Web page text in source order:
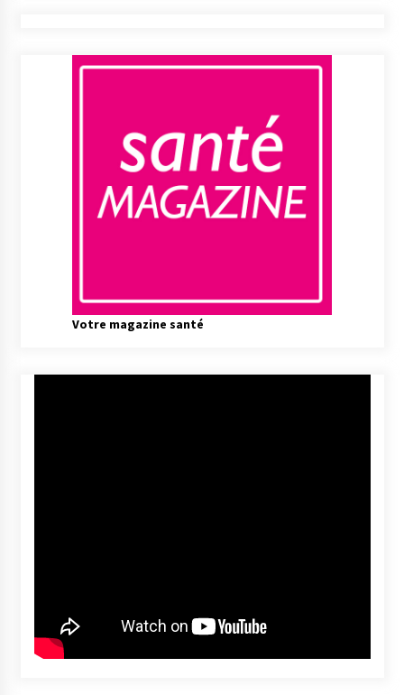
Votre magazine santé